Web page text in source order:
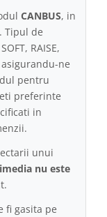
CANBUS, in
Tipul de
RAISE,
asigurandu-ne
pentru
preferinte
in
unui
nu este
fi gasita pe